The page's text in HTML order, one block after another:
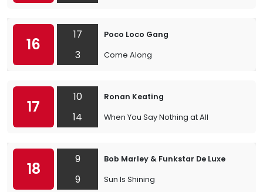
16
17
3
Poco Loco Gang
Come Along
17
10
14
Ronan Keating
When You Say Nothing at All
18
9
9
Bob Marley & Funkstar De Luxe
Sun Is Shining